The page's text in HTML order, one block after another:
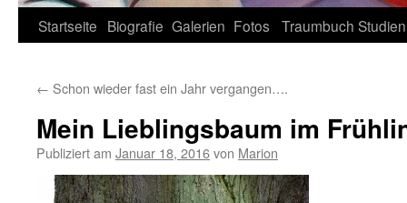
Zum
springen
Startseite Biografie Galerien Fotos Traumbuch Studien
← Schon wieder fast ein Jahr vergangen….
Mein Lieblingsbaum im
Publiziert am Januar 18, 2016von Marion